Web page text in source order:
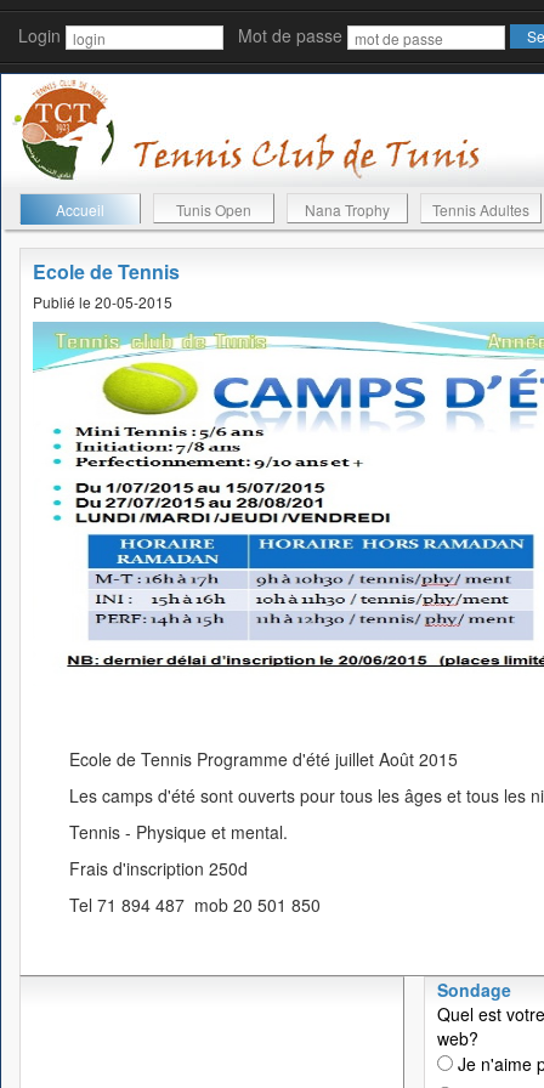
Login Mot de passe
Accueil Tunis Open Nana Trophy Tennis Adultes
Ecole de Tennis
Publié le 20-05-2015
Ecole de Tennis Programme d'été juillet Août 2015
Les camps d'été sont ouverts pour tous les âges et tous les
Tennis - Physique et mental.
Frais d'inscription 250d
Tel 71 894 487 mob 20 501 850
Sondage
Quel est
web?
Je n'aime